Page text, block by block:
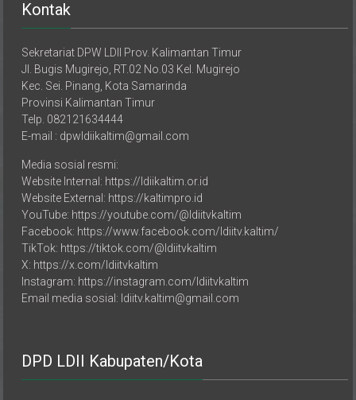
Jl. Bugis Mugirejo, RT.02 No.03 Kel. Mugirejo
Kec. Sei. Pinang, Kota Samarinda
Provinsi Kalimantan Timur
Telp. 082121634444
E-mail : dpwldiikaltim@gmail.com
Website Internal: https://ldiikaltim.or.id
Website External: https://kaltimpro.id
YouTube: https://youtube.com/@ldiitvkaltim
Facebook: https://www.facebook.com/ldiitv.kaltim/
TikTok: https://tiktok.com/@ldiitvkaltim
X: https://x.com/ldiitvkaltim
Instagram: https://instagram.com/ldiitvkaltim
Email media sosial: ldiitv.kaltim@gmail.com